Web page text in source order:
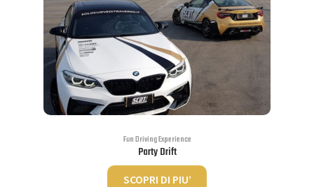
Fun Driving Experience
Party Drift
SCOPRI DI PIU’